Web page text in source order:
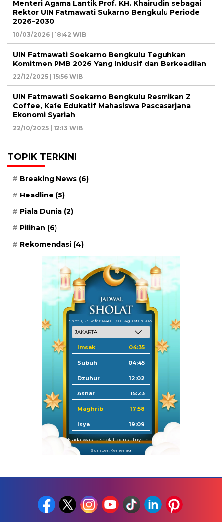
Menteri Agama Lantik Prof. KH. Khairudin sebagai
Rektor UIN Fatmawati Sukarno Bengkulu Periode
2026–2030
10/03/2026 | 18:42 WIB
UIN Fatmawati Soekarno Bengkulu Teguhkan
Komitmen PMB 2026 Yang Inklusif dan Berkeadilan
22/12/2025 | 15:56 WIB
UIN Fatmawati Soekarno Bengkulu Resmikan Z
Coffee, Kafe Edukatif Mahasiswa Pascasarjana
Ekonomi Syariah
22/10/2025 | 12:13 WIB
TOPIK TERKINI
Breaking News (6)
Headline (5)
Piala Dunia (2)
Pilihan (6)
Rekomendasi (4)
Sabtu, 23 Safar 1448 H / 08 Agustus 2026
Imsak 04:35
Subuh 04:45
Dzuhur 12:02
Ashar 15:23
Maghrib 17:58
Isya 19:09
Tidak ada waktu sholat berikutnya hari ini.
Sumber: Kemenag